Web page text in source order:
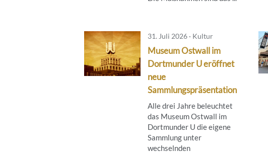
31. Juli 2026 · Kultur
Museum Ostwall im
Dortmunder U eröffnet
neue
Sammlungspräsentation
Alle drei Jahre beleuchtet
das Museum Ostwall im
Dortmunder U die eigene
Sammlung unter
wechselnden